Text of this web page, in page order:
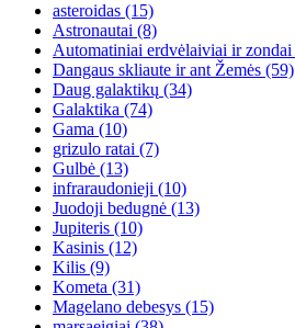
asteroidas (15)
Astronautai (8)
Automatiniai erdvėlaiviai ir zondai
Dangaus skliaute ir ant Žemės (59)
Daug galaktikų (34)
Galaktika (74)
Gama (10)
grizulo ratai (7)
Gulbė (13)
infraraudonieji (10)
Juodoji bedugnė (13)
Jupiteris (10)
Kasinis (12)
Kilis (9)
Kometa (31)
Magelano debesys (15)